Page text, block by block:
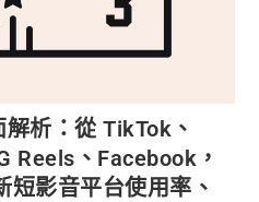
析：從 TikTok、
Reels、Facebook，
短影音平台使用率、